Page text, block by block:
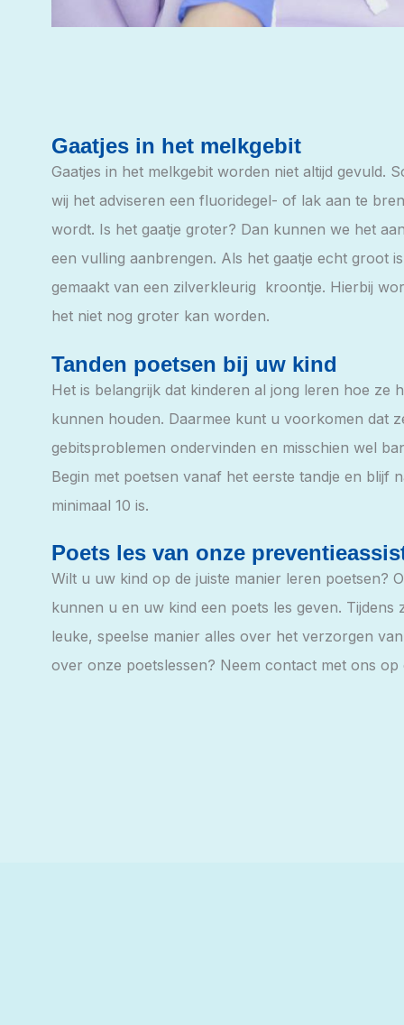
Gaatjes in het melkgebit
Gaatjes in het melkgebit worden niet altijd gevuld.
wij het adviseren een fluoridegel- of lak aan te
wordt. Is het gaatje groter? Dan kunnen we het
een vulling aanbrengen. Als het gaatje echt groot
gemaakt van een zilverkleurig kroontje. Hierbij
het niet nog groter kan worden.
Tanden poetsen bij uw kind
Het is belangrijk dat kinderen al jong leren hoe ze
kunnen houden. Daarmee kunt u voorkomen dat
gebitsproblemen ondervinden en misschien wel
Begin met poetsen vanaf het eerste tandje en blijf
minimaal 10 is.
Poets les van onze
Wilt u uw kind op de juiste manier leren poetsen?
kunnen u en uw kind een poets les geven. Tijdens
leuke, speelse manier alles over het verzorgen
over onze poetslessen? Neem contact met ons